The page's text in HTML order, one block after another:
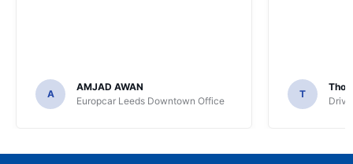
A
AMJAD AWAN
Europcar Leeds Downtown Office
T